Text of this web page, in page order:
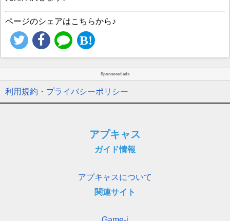
ページのシェアはこちらから♪
Sponsored ads
利用規約・プライバシーポリシー
アプキャス
ガイド情報
アプキャスについて
関連サイト